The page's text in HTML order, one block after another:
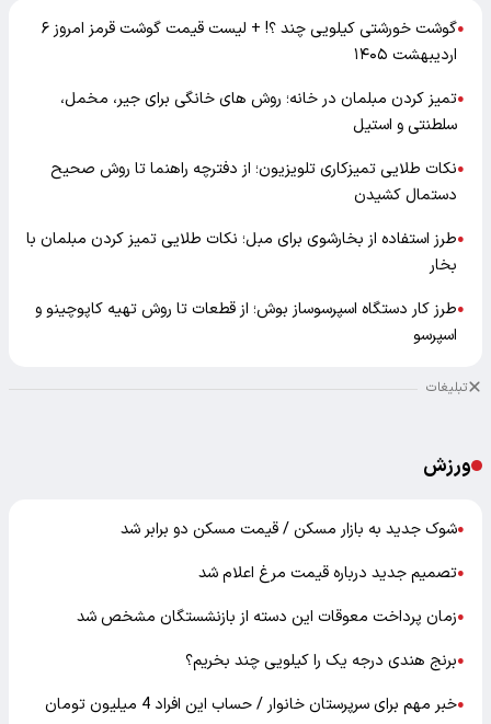
●
گوشت خورشتی کیلویی چند ؟! + لیست قیمت گوشت قرمز امروز ۶
اردیبهشت ۱۴۰۵
●تمیز کردن مبلمان در خانه؛ روش های خانگی برای جیر، مخمل،
سلطنتی و استیل
●نکات طلایی تمیزکاری تلویزیون؛ از دفترچه راهنما تا روش صحیح
دستمال کشیدن
●طرز استفاده از بخارشوی برای مبل؛ نکات طلایی تمیز کردن مبلمان با
بخار
●طرز کار دستگاه اسپرسوساز بوش؛ از قطعات تا روش تهیه کاپوچینو و
اسپرسو
تبلیغات
ورزش
●شوک جدید به بازار مسکن / قیمت مسکن دو برابر شد
●تصمیم جدید درباره قیمت مرغ اعلام شد
●زمان پرداخت معوقات این دسته از بازنشستگان مشخص شد
●برنج هندی درجه یک را کیلویی چند بخریم؟
●
خبر مهم برای سرپرستان خانوار / حساب این افراد 4 میلیون تومان